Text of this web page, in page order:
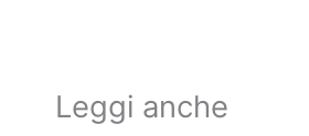
Leggi anche